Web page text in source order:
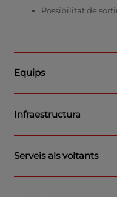
Possibilitat de
Equips
Infraestructura
Serveis als voltants